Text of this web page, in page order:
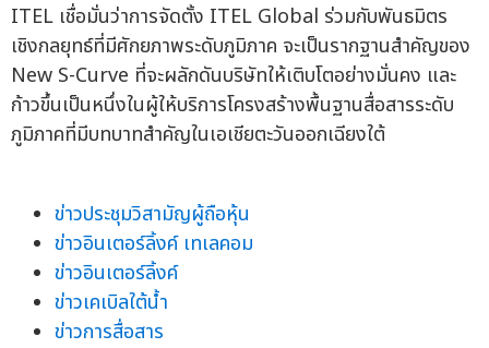
ITEL เชื่อมั่นว่าการจัดตั้ง ITEL Global ร่วมกับพันธมิตร
เชิงกลยุทธ์ที่มีศักยภาพระดับภูมิภาค จะเป็นรากฐานสำคัญของ
New S-Curve ที่จะผลักดันบริษัทให้เติบโตอย่างมั่นคง และ
ก้าวขึ้นเป็นหนึ่งในผู้ให้บริการโครงสร้างพื้นฐานสื่อสารระดับ
ภูมิภาคที่มีบทบาทสำคัญในเอเชียตะวันออกเฉียงใต้
ข่าวประชุมวิสามัญผู้ถือหุ้น
ข่าวอินเตอร์ลิ้งค์ เทเลคอม
ข่าวอินเตอร์ลิ้งค์
ข่าวเคเบิลใต้น้ำ
ข่าวการสื่อสาร